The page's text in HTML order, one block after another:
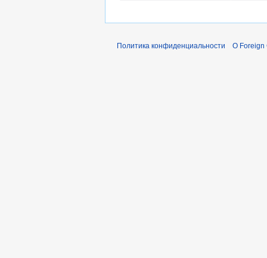
Политика конфиденциальности О Foreign